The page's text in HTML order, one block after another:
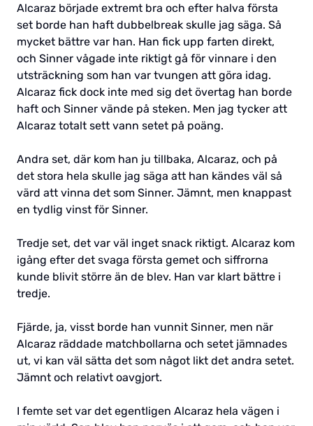
Alcaraz började extremt bra och efter halva första
set borde han haft dubbelbreak skulle jag säga. Så
mycket bättre var han. Han fick upp farten direkt,
och Sinner vågade inte riktigt gå för vinnare i den
utsträckning som han var tvungen att göra idag.
Alcaraz fick dock inte med sig det övertag han borde
haft och Sinner vände på steken. Men jag tycker att
Alcaraz totalt sett vann setet på poäng.
Andra set, där kom han ju tillbaka, Alcaraz, och på
det stora hela skulle jag säga att han kändes väl så
värd att vinna det som Sinner. Jämnt, men knappast
en tydlig vinst för Sinner.
Tredje set, det var väl inget snack riktigt. Alcaraz kom
igång efter det svaga första gemet och siffrorna
kunde blivit större än de blev. Han var klart bättre i
tredje.
Fjärde, ja, visst borde han vunnit Sinner, men när
Alcaraz räddade matchbollarna och setet jämnades
ut, vi kan väl sätta det som något likt det andra setet.
Jämnt och relativt oavgjort.
I femte set var det egentligen Alcaraz hela vägen i